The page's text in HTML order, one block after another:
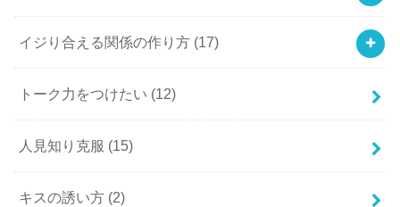
イジり合える関係の作り方 (17)
トーク力をつけたい (12)
人見知り克服 (15)
キスの誘い方 (2)